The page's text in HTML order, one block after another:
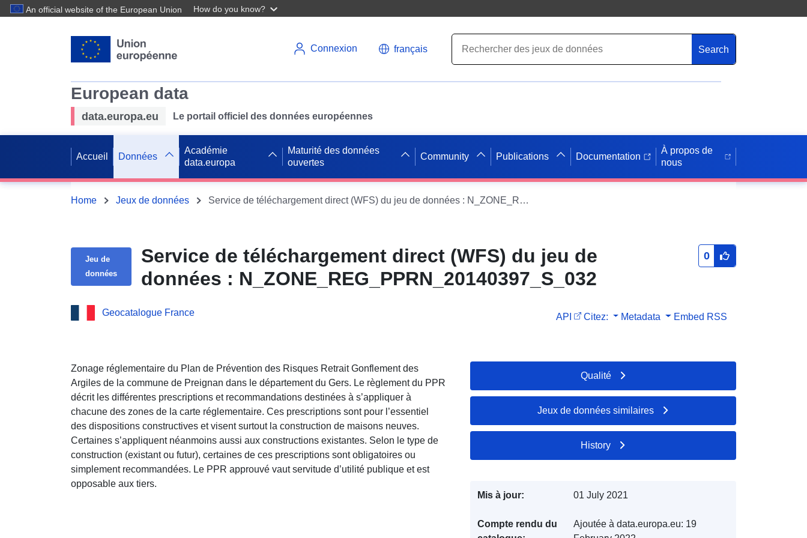
An official website of the European Union How do you know?
Connexion français Search
European data
data.europa.eu Le portail officiel des données européennes
Accueil Données
Académie
data.europa
Maturité des données
ouvertes
Community Publications Documentation
À propos de
nous
Home Jeux de données Service de téléchargement direct (WFS) du jeu de données : N_ZONE_REG_PPRN_20140397_S_032
Jeu de
données
Service de téléchargement direct (WFS) du jeu de
données : N_ZONE_REG_PPRN_20140397_S_032
0
Geocatalogue France API Citez: Metadata Embed RSS
Zonage réglementaire du Plan de Prévention des Risques Retrait Gonflement des
Argiles de la commune de Preignan dans le département du Gers. Le règlement du PPR
décrit les différentes prescriptions et recommandations destinées à s’appliquer à
chacune des zones de la carte réglementaire. Ces prescriptions sont pour l’essentiel
des dispositions constructives et visent surtout la construction de maisons neuves.
Certaines s’appliquent néanmoins aussi aux constructions existantes. Selon le type de
construction (existant ou futur), certaines de ces prescriptions sont obligatoires ou
simplement recommandées. Le PPR approuvé vaut servitude d’utilité publique et est
opposable aux tiers.
Qualité
Jeux de données similaires
History
Mis à jour: 01 July 2021
Compte rendu du
Ajoutée à data.europa.eu: 19